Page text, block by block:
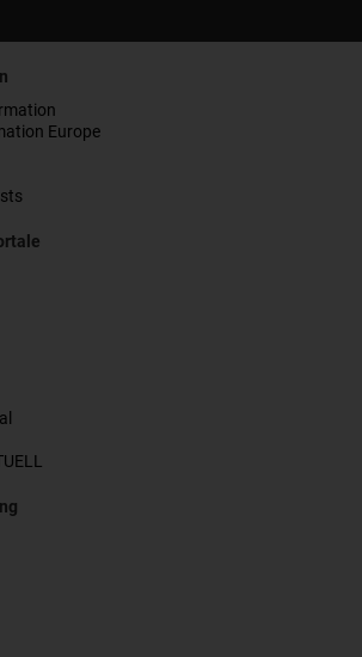
Europe